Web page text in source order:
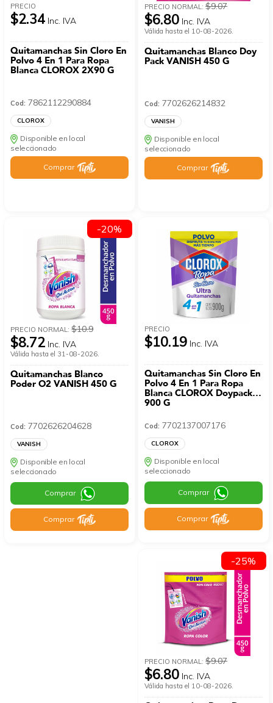
PRECIO
$2.34 Inc. IVA
Quitamanchas Sin Cloro En
Polvo 4 En 1 Para Ropa
Blanca CLOROX 2X90 G
Cod: 7862112290884
CLOROX
Disponible en local
seleccionado
Comprar
PRECIO NORMAL:$9.07
$6.80 Inc. IVA
Válida hasta el 10-08-2026.
Quitamanchas Blanco Doy
Pack VANISH 450 G
Cod: 7702626214832
VANISH
Disponible en local
seleccionado
Comprar
PRECIO NORMAL:$10.9
$8.72 Inc. IVA
Válida hasta el 31-08-2026.
Quitamanchas Blanco
Poder O2 VANISH 450 G
Cod: 7702626204628
VANISH
Disponible en local
seleccionado
Comprar
Comprar
-20%
PRECIO
$10.19 Inc. IVA
Quitamanchas Sin Cloro En
Polvo 4 En 1 Para Ropa
Blanca CLOROX Doypack
900 G
Cod: 7702137007176
CLOROX
Disponible en local
seleccionado
Comprar
Comprar
PRECIO NORMAL:$9.07
$6.80 Inc. IVA
Válida hasta el 10-08-2026.
-25%